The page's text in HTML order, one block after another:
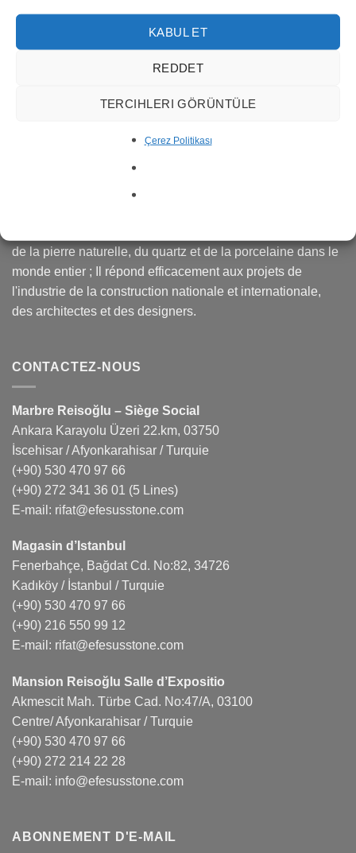
KABUL ET
REDDET
TERCIHLERI GÖRÜNTÜLE
Çerez Politikası
Â PROPOS
granit, de l'onyx, du calcaire, et de pierre semi précieuse,
production, l'exportation et l'importation.
de la pierre naturelle, du quartz et de la porcelaine dans le
monde entier ; Il répond efficacement aux projets de
l'industrie de la construction nationale et internationale,
des architectes et des designers.
CONTACTEZ-NOUS
Marbre Reisoğlu – Siège Social
Ankara Karayolu Üzeri 22.km, 03750
İscehisar / Afyonkarahisar / Turquie
(+90) 530 470 97 66
(+90) 272 341 36 01 (5 Lines)
E-mail: rifat@efesusstone.com
Magasin d’Istanbul
Fenerbahçe, Bağdat Cd. No:82, 34726
Kadıköy / İstanbul / Turquie
(+90) 530 470 97 66
(+90) 216 550 99 12
E-mail: rifat@efesusstone.com
Mansion Reisoğlu Salle d’Expositio
Akmescit Mah. Türbe Cad. No:47/A, 03100
Centre/ Afyonkarahisar / Turquie
(+90) 530 470 97 66
(+90) 272 214 22 28
E-mail: info@efesusstone.com
ABONNEMENT D'E-MAIL